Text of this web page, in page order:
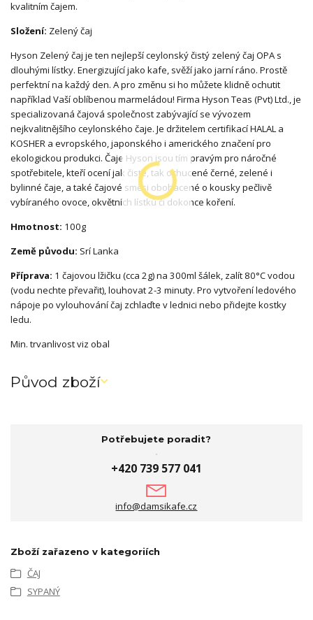
kvalitním čajem.
Složení: Zelený čaj
Hyson Zelený čaj je ten nejlepší ceylonský čistý zelený čaj OPA s
dlouhými lístky. Energizující jako kafe, svěží jako jarní ráno. Prostě
perfektní na každý den. A pro změnu si ho můžete klidně ochutit
například Vaší oblíbenou marmeládou! Firma Hyson Teas (Pvt) Ltd., je
specializovaná čajová společnost zabývající se vývozem
nejkvalitnějšího ceylonského čaje. Je držitelem certifikací HALAL a
KOSHER a evropského, japonského i amerického značení pro
ekologickou produkci. Čaje Hyson jsou tím pravým pro náročné
spotřebitele, kteří ocení jak čisté, tak ochucené černé, zelené i
bylinné čaje, a také čajové směsi obohacené o kousky pečlivě
vybíraného ovoce, okvětních lístků či dokonce koření.
Hmotnost: 100g
Země původu: Srí Lanka
Příprava: 1 čajovou lžičku (cca 2g) na 300ml šálek, zalít 80°C vodou
(vodu nechte převařit), louhovat 2-3 minuty. Pro vytvoření ledového
nápoje po vylouhování čaj zchlaďte v lednici nebo přidejte kostky
ledu.
Min. trvanlivost viz obal
Původ zboží
Potřebujete poradit?
+420 739 577 041
info@damsikafe.cz
Zboží zařazeno v kategoriích
ČAJ
SYPANÝ